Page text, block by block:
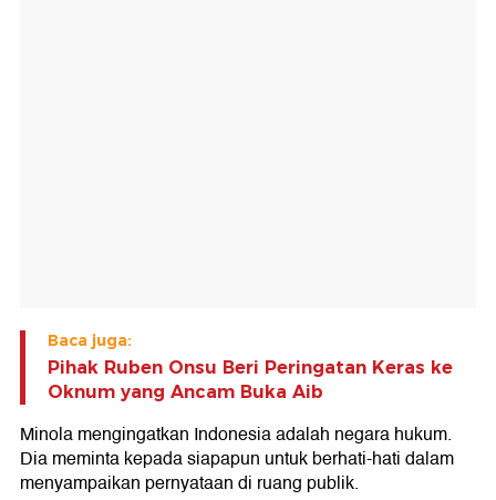
Baca juga:
Pihak Ruben Onsu Beri Peringatan Keras ke
Oknum yang Ancam Buka Aib
Minola mengingatkan Indonesia adalah negara hukum.
Dia meminta kepada siapapun untuk berhati-hati dalam
menyampaikan pernyataan di ruang publik.